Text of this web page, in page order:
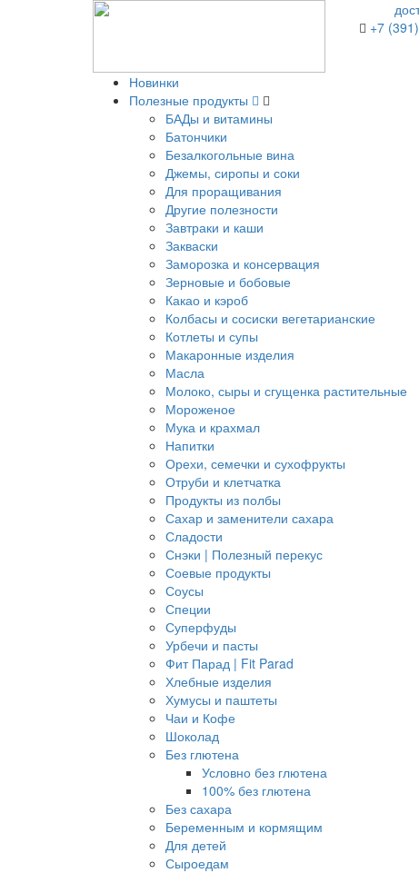
+7
Новинки
Полезные продукты
БАДы и витамины
Батончики
Безалкогольные вина
Джемы, сиропы и соки
Для проращивания
Другие полезности
Завтраки и каши
Закваски
Заморозка и консервация
Зерновые и бобовые
Какао и кэроб
Колбасы и сосиски вегетарианские
Котлеты и супы
Макаронные изделия
Масла
Молоко, сыры и сгущенка растительные
Мороженое
Мука и крахмал
Напитки
Орехи, семечки и сухофрукты
Отруби и клетчатка
Продукты из полбы
Сахар и заменители сахара
Сладости
Снэки | Полезный перекус
Соевые продукты
Соусы
Специи
Суперфуды
Урбечи и пасты
Фит Парад | Fit Parad
Хлебные изделия
Хумусы и паштеты
Чаи и Кофе
Шоколад
Без глютена
Условно без глютена
100% без глютена
Без сахара
Беременным и кормящим
Для детей
Сыроедам